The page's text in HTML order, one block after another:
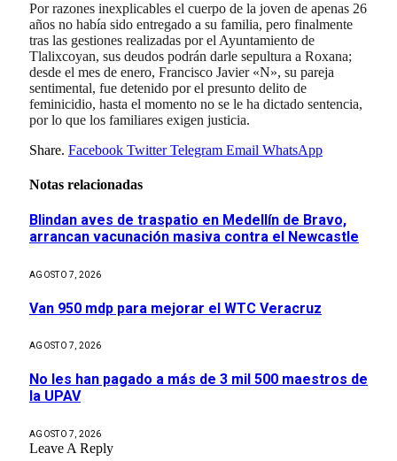
Por razones inexplicables el cuerpo de la joven de apenas 26
años no había sido entregado a su familia, pero finalmente
tras las gestiones realizadas por el Ayuntamiento de
Tlalixcoyan, sus deudos podrán darle sepultura a Roxana;
desde el mes de enero, Francisco Javier «N», su pareja
sentimental, fue detenido por el presunto delito de
feminicidio, hasta el momento no se le ha dictado sentencia,
por lo que los familiares exigen justicia.
Share. Facebook Twitter Telegram Email WhatsApp
Notas relacionadas
Blindan aves de traspatio en Medellín de Bravo,
arrancan vacunación masiva contra el Newcastle
AGOSTO 7, 2026
Van 950 mdp para mejorar el WTC Veracruz
AGOSTO 7, 2026
No les han pagado a más de 3 mil 500 maestros de
la UPAV
AGOSTO 7, 2026
Leave A Reply